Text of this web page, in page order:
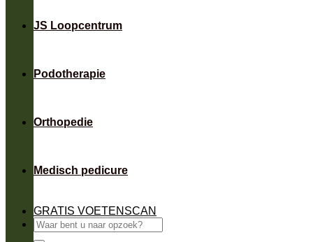
JS Loopcentrum
Podotherapie
Orthopedie
Medisch pedicure
GRATIS VOETENSCAN
Zoeken
naar: